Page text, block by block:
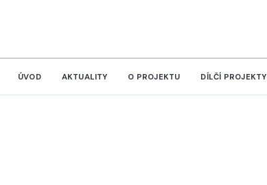
ÚVOD AKTUALITY O PROJEKTU DÍLČÍ PROJEKTY